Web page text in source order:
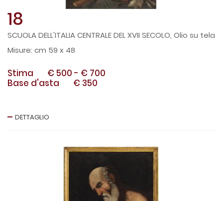
18
SCUOLA DELL'ITALIA CENTRALE DEL XVII SECOLO, Olio su tela
cm 59 x 48
Stima € 500 - € 700
Base d'asta
€ 350
DETTAGLIO